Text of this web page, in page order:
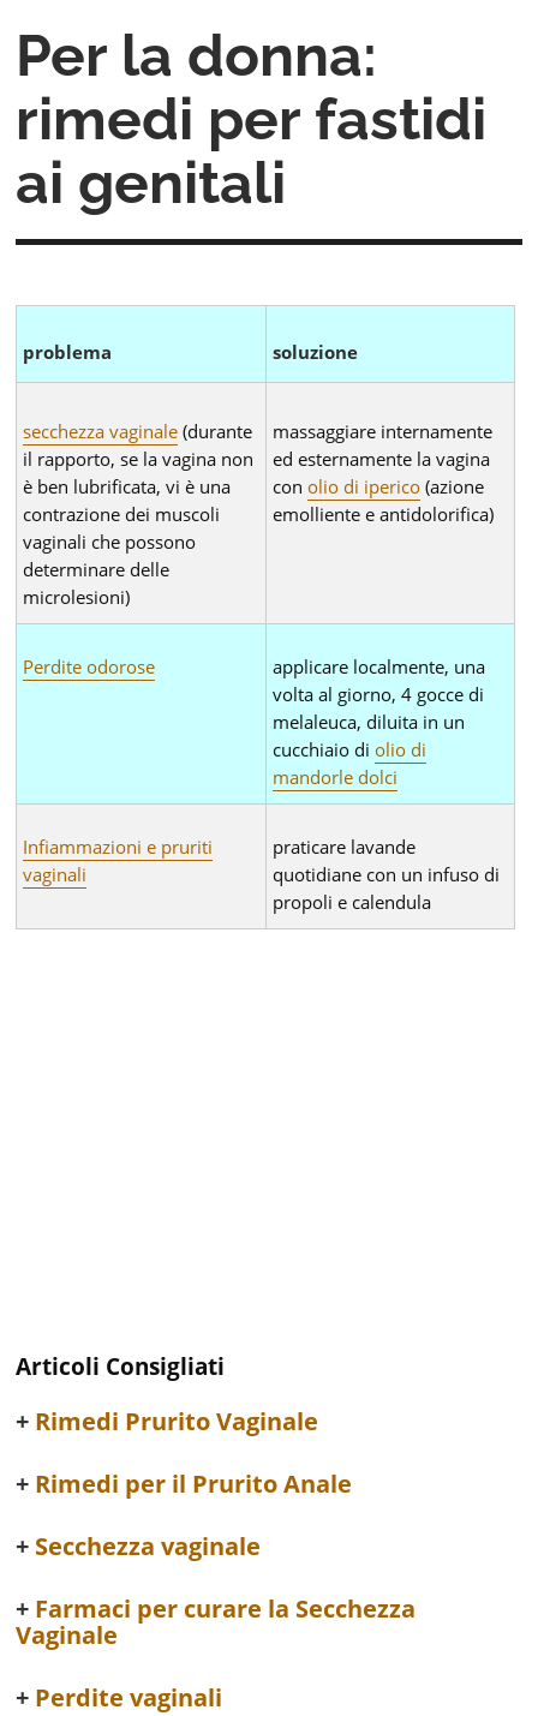
Per la donna:
rimedi per fastidi
ai genitali
problema soluzione
secchezza vaginale(durante
il rapporto, se la vagina non
è ben lubrificata, vi è una
contrazione dei muscoli
vaginali che possono
determinare delle
microlesioni)
massaggiare internamente
ed esternamente la vagina
conolio di iperico(azione
emolliente e antidolorifica)
Perdite odorose
applicare localmente, una
volta al giorno, 4 gocce di
melaleuca, diluita in un
cucchiaio diolio di
mandorle dolci
Infiammazioni e pruriti
vaginali
praticare lavande
quotidiane con un infuso di
propoli e calendula
Articoli Consigliati
Rimedi Prurito Vaginale
Rimedi per il Prurito Anale
Secchezza vaginale
Farmaci per curare la Secchezza
Vaginale
Perdite vaginali